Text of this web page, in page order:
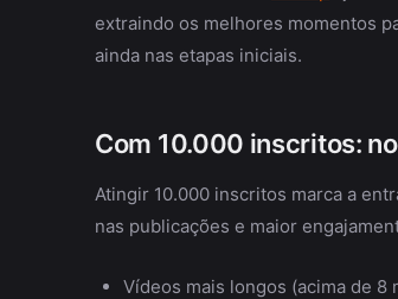
extraindo os melhores momentos
ainda nas etapas iniciais.
Com 10.000 inscritos:
Atingir 10.000 inscritos marca a
nas publicações e maior
Vídeos mais longos (acima de